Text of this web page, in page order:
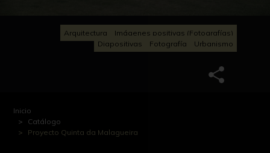
Arquitectura
Imágenes positivas (Fotografías)
Diapositivas
Fotografía Urbanismo
Inicio
Catálogo
Proyecto Quinta da Malagueira